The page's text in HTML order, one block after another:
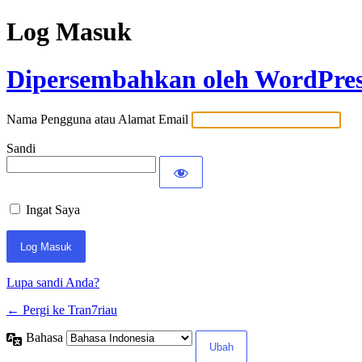
Log Masuk
Dipersembahkan oleh
Nama Pengguna atau Alamat Email
Sandi
Ingat Saya
Lupa sandi Anda?
← Pergi ke Tran7riau
Bahasa